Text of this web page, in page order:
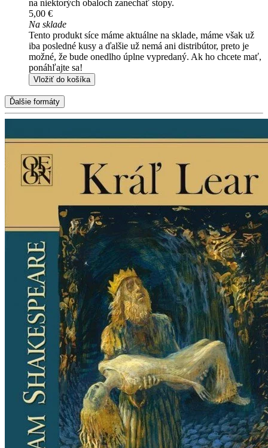
na niektorých obaloch zanechať stopy.
5,00 €
Na sklade
Tento produkt síce máme aktuálne na sklade, máme však už
iba posledné kusy a ďalšie už nemá ani distribútor, preto je
možné, že bude onedlho úplne vypredaný. Ak ho chcete mať,
ponáhľajte sa!
Vložiť do košíka
Ďalšie formáty